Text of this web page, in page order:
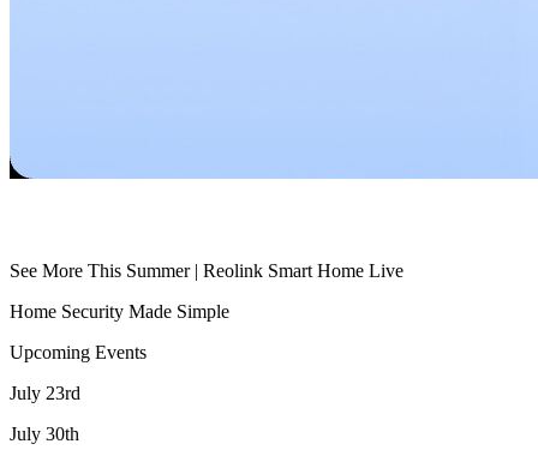
See More This Summer | Reolink Smart Home Live
Home Security Made Simple
Upcoming Events
July 23rd
July 30th